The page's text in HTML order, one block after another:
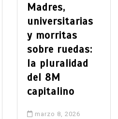
Madres,
universitarias
y morritas
sobre ruedas:
la pluralidad
del 8M
capitalino
marzo 8, 2026